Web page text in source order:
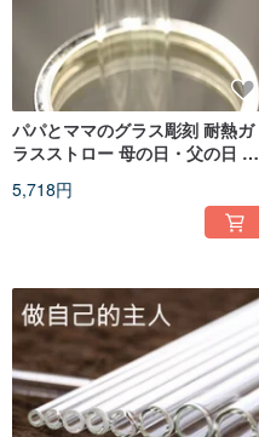
パパとママのグラス彫刻 耐熱ガ
ラスストロー 母の日・父の日 個
5,718円